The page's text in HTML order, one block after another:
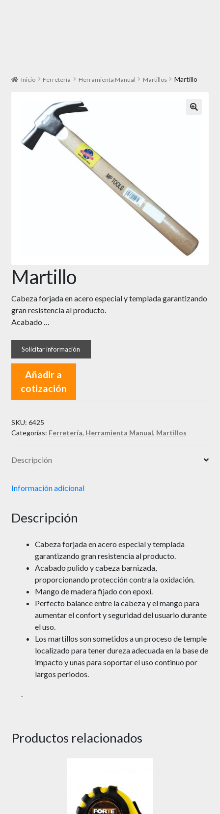
Inicio Ferretería Herramienta Manual Martillos Martillo
Martillo
Cabeza forjada en acero especial y templada garantizando
gran resistencia al producto.
Acabado …
Añadir a
cotización
SKU: 6425
Categorías: Ferretería, Herramienta Manual, Martillos
Descripción
Información adicional
Descripción
Cabeza forjada en acero especial y templada
garantizando gran resistencia al producto.
Acabado pulido y cabeza barnizada,
proporcionando protección contra la oxidación.
Mango de madera fijado con epoxi.
Perfecto balance entre la cabeza y el mango para
aumentar el confort y seguridad del usuario durante
el uso.
Los martillos son sometidos a un proceso de temple
localizado para tener dureza adecuada en la base de
impacto y unas para soportar el uso continuo por
largos periodos.
.
Productos relacionados